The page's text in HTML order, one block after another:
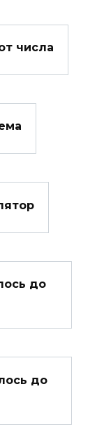
числа
до
до